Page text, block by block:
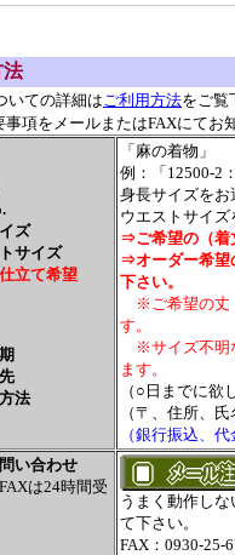
法
いての詳細はご利用方法をご覧
項をメールまたはFAXにてお
ズ
サイズ
立て希望
法
「麻の着物」
例：「12500-2
身長サイズをお
ウエストサイズ
⇒ご希望の（着
⇒オーダー希望
下さい。
※ご希望の丈
す。
※サイズ不明
ます。
（○日までに欲
（〒、住所、
（銀行振込、
い合わせ
は24時間受
うまく動作しな
て下さい。
FAX：0930-25-